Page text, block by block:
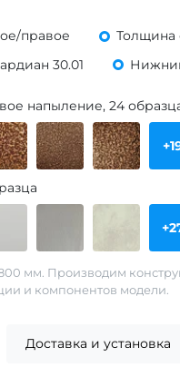
правое Толщина
30.01
напыление, 24
мм. Производим
и компонентов модели.
Доставка и установка